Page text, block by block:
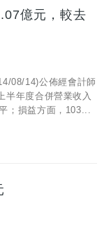
億元，較去
08/14)公佈經會計師
半年度合併營業收入
；損益方面，103...